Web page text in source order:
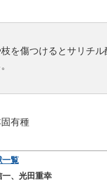
を傷つけるとサリチ
固有種
一覧
、光田重幸